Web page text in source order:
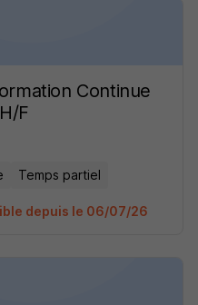
Continue
F
Temps partiel
depuis le 06/07/26